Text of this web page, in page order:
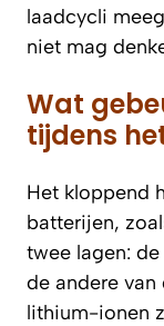
laadcycli
niet mag
Wat
tijdens
Het kloppend
batterijen,
twee lagen:
de andere
lithium-ionen